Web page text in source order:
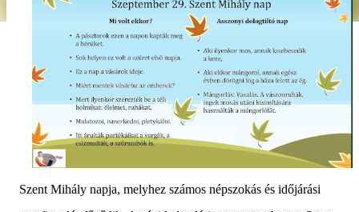
Szent Mihály napja, melyhez számos népszokás és időjárási